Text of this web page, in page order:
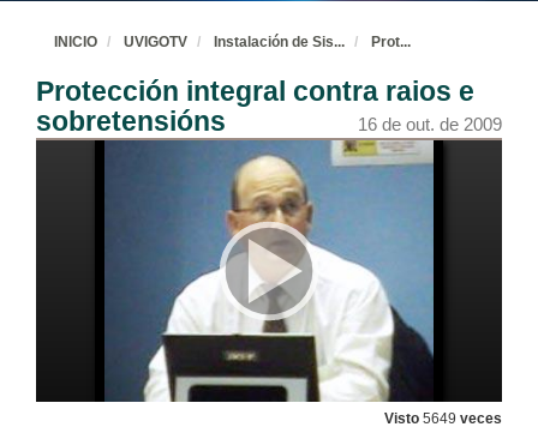
INICIO UVIGOTV Instalación de Sis... Prot...
Protección integral contra raios e
sobretensións
16 de out. de 2009
Visto 5649 veces